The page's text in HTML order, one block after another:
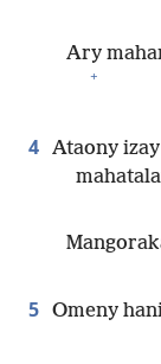
Ary
+
4 Ataony
5 Omeny